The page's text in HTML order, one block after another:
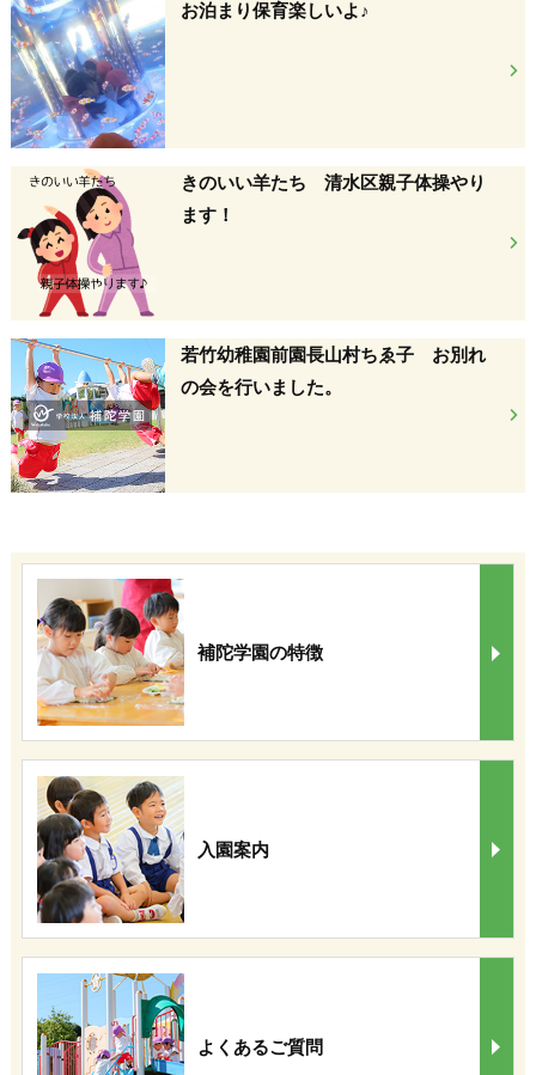
お泊まり保育楽しいよ♪
きのいい羊たち 清水区親子体操やり
ます！
若竹幼稚園前園長山村ちゑ子 お別れ
の会を行いました。
補陀学園の特徴
入園案内
よくあるご質問